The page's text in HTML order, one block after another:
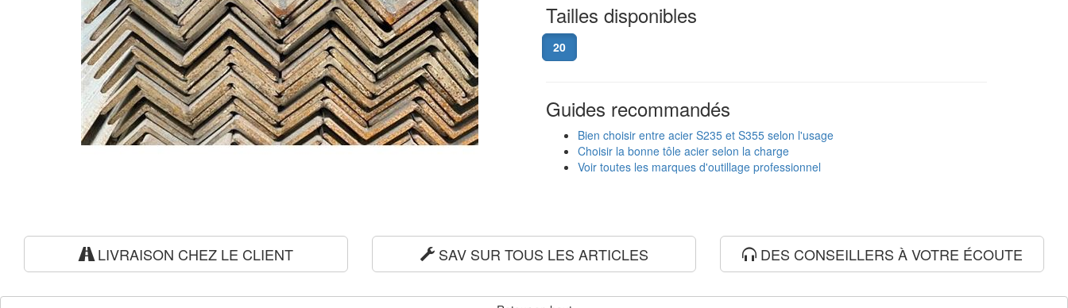
Tailles disponibles
20
Guides recommandés
Bien choisir entre acier S235 et S355 selon l'usage
Choisir la bonne tôle acier selon la charge
Voir toutes les marques d'outillage professionnel
LIVRAISON CHEZ LE CLIENT SAV SUR TOUS LES ARTICLES DES CONSEILLERS À VOTRE ÉCOUTE